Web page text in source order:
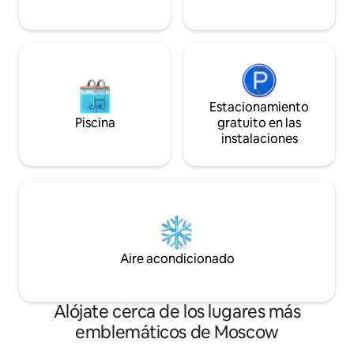
Piscina
Estacionamiento
gratuito en las
instalaciones
Aire acondicionado
Alójate cerca de los lugares más
emblemáticos de Moscow